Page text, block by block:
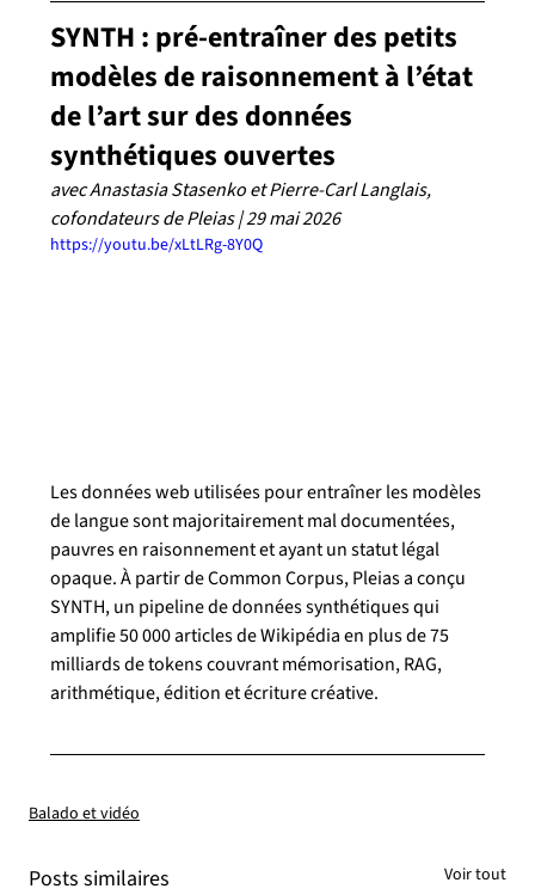
SYNTH : pré-entraîner des petits
modèles de raisonnement à l’état
de l’art sur des données
synthétiques ouvertes
avec Anastasia Stasenko et Pierre-Carl Langlais,
cofondateurs de Pleias | 29 mai 2026
https://youtu.be/xLtLRg-8Y0Q
Les données web utilisées pour entraîner les modèles
de langue sont majoritairement mal documentées,
pauvres en raisonnement et ayant un statut légal
opaque. À partir de Common Corpus, Pleias a conçu
SYNTH, un pipeline de données synthétiques qui
amplifie 50 000 articles de Wikipédia en plus de 75
milliards de tokens couvrant mémorisation, RAG,
arithmétique, édition et écriture créative.
Balado et vidéo
Posts similaires Voir tout